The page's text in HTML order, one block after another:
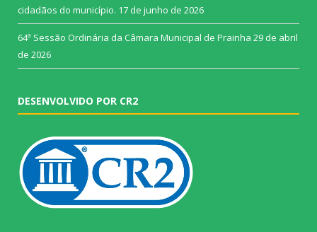
cidadãos do município. 17 de junho de 2026
64ª Sessão Ordinária da Câmara Municipal de Prainha 29 de abril
de 2026
DESENVOLVIDO POR CR2